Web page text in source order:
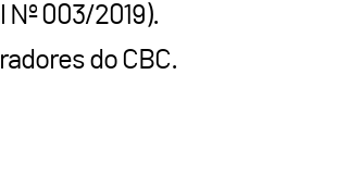
003/2019).
do CBC.